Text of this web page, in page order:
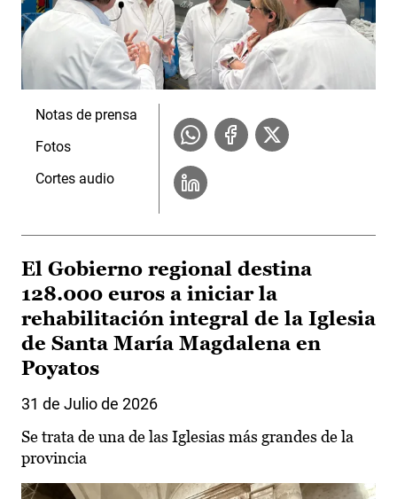
Notas de prensa
Fotos
Cortes audio
El Gobierno regional destina
128.000 euros a iniciar la
rehabilitación integral de la Iglesia
de Santa María Magdalena en
Poyatos
31 de Julio de 2026
Se trata de una de las Iglesias más grandes de la
provincia